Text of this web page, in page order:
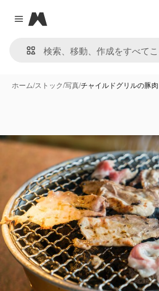
Close menu
Magnific
ホーム/ストック/写真/チャイルドグリルの豚肉